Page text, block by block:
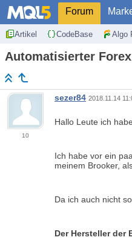
Forum
Artikel CodeBase Algo
Automatisierter
10
sezer84 2018.11.14
Hallo Leute ich
Ich habe vor ein
meinem Brooker,
Da ich auch nicht
Der Hersteller der